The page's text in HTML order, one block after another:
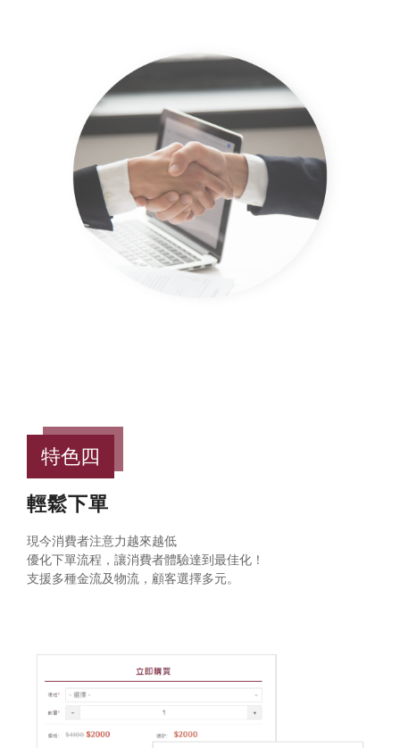
特色四
輕鬆下單
現今消費者注意力越來越低
優化下單流程，讓消費者體驗達到最佳化！
支援多種金流及物流，顧客選擇多元。